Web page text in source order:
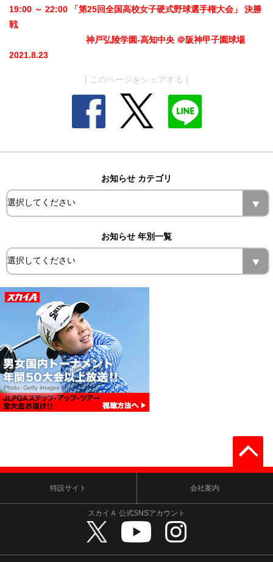
19:00 ～ 22:00 「第25回全国高校女子硬式野球選手権大会」 決勝
戦
神戸弘陵学園-高知中央 ＠阪神甲子園球場
2021.8.23
[ このページをシェアする ]
お知らせ カテゴリ
お知らせ 年別一覧
特設サイト 会社案内
スカイＡ 公式SNSアカウント